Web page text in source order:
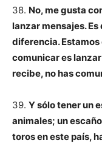
38. No, me gusta
lanzar mensajes. Es
diferencia.
comunicar es
recibe, no has
39. Y sólo tener un
animales; un
toros en este país,